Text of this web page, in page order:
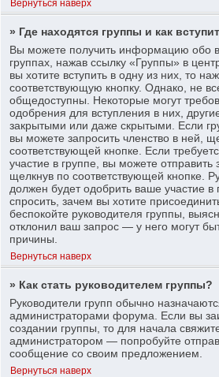
Вернуться наверх
» Где находятся группы и как
Вы можете получить информацию обо
группах, нажав ссылку «Группы» в
вы хотите вступить в одну из них, то
соответствующую кнопку. Однако, не
общедоступны. Некоторые могут
одобрения для вступления в них,
закрытыми или даже скрытыми. Если
вы можете запросить членство в ней,
соответствующей кнопке. Если
участие в группе, вы можете отправить
щелкнув по соответствующей кнопке.
должен будет одобрить ваше участие в
спросить, зачем вы хотите
беспокойте руководителя группы,
отклонил ваш запрос — у него могут
причины.
Вернуться наверх
» Как стать руководителем группы?
Руководители групп обычно
администраторами форума. Если вы
создании группы, то для начала
администратором — попробуйте
сообщение со своим предложением.
Вернуться наверх